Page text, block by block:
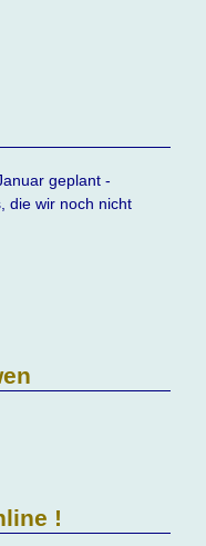
geplant -
die wir noch nicht
!